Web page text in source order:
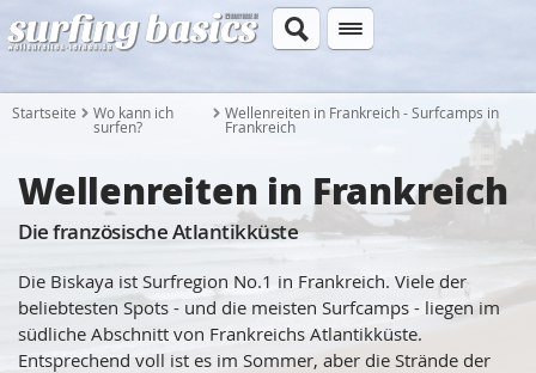
Startseite Wo kann ich
surfen?
Wellenreiten in Frankreich - Surfcamps in
Frankreich
Wellenreiten in Frankreich
Die französische Atlantikküste
Die Biskaya ist Surfregion No.1 in Frankreich. Viele der
beliebtesten Spots - und die meisten Surfcamps - liegen im
südliche Abschnitt von Frankreichs Atlantikküste.
Entsprechend voll ist es im Sommer, aber die Strände der